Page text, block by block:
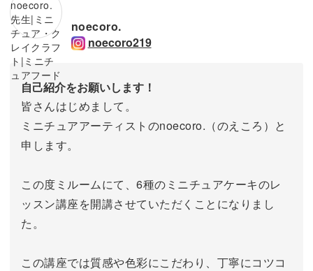
noecoro.
noecoro219
自己紹介をお願いします！
皆さんはじめまして。
ミニチュアアーティストのnoecoro.（のえころ）と
申します。
この度ミルームにて、6種のミニチュアケーキのレ
ッスン講座を開講させていただくことになりまし
た。
この講座では質感や色彩にこだわり、丁寧にコツコ